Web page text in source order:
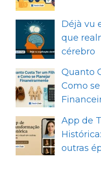
Déjà vu
que
cérebro
Quanto
Como
App de
outras